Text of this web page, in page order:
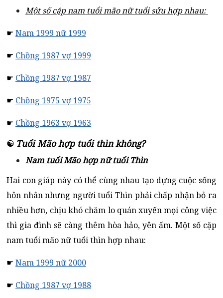
Một số cặp nam tuổi mão nữ tuổi sửu hợp nhau:
☛ Nam 1999 nữ 1999
☛ Chồng 1987 vợ 1999
☛ Chồng 1987 vợ 1987
☛ Chồng 1975 vợ 1975
☛ Chồng 1963 vợ 1963
☯ Tuổi Mão hợp tuổi thìn không?
Nam tuổi Mão hợp nữ tuổi Thìn
Hai con giáp này có thể cùng nhau tạo dựng cuộc sống
hôn nhân nhưng người tuổi Thìn phải chấp nhận bỏ ra
nhiều hơn, chịu khó chăm lo quán xuyến mọi công việc
thì gia đình sẽ càng thêm hòa hảo, yên ấm. Một số cặp
nam tuổi mão nữ tuổi thìn hợp nhau:
☛ Nam 1999 nữ 2000
☛ Chồng 1987 vợ 1988